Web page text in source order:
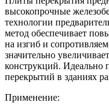
высокопрочные
технологии
метод обеспечивает
на изгиб и
значительно
конструкций. Идеально
перекрытий в зданиях
Применение: